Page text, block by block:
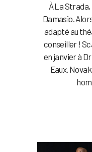
À La Strada,
Damasio.
adapté au
conseiller !
en janvier à
Eaux.